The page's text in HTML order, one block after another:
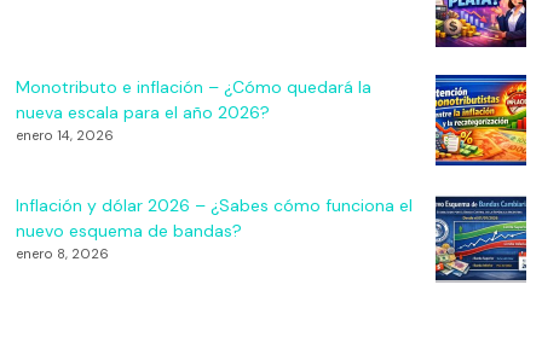
Monotributo e inflación – ¿Cómo quedará la
nueva escala para el año 2026?
enero 14, 2026
Inflación y dólar 2026 – ¿Sabes cómo funciona el
nuevo esquema de bandas?
enero 8, 2026